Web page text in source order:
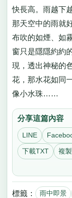
快長高。雨越下
那天空中的雨就
布吹的如煙、如
窗只是隱隱約約
現，透出神秘的
花，那水花如同
像小水珠……
分享這篇內容
LINE
下載TXT 複
標籤： 雨中即景